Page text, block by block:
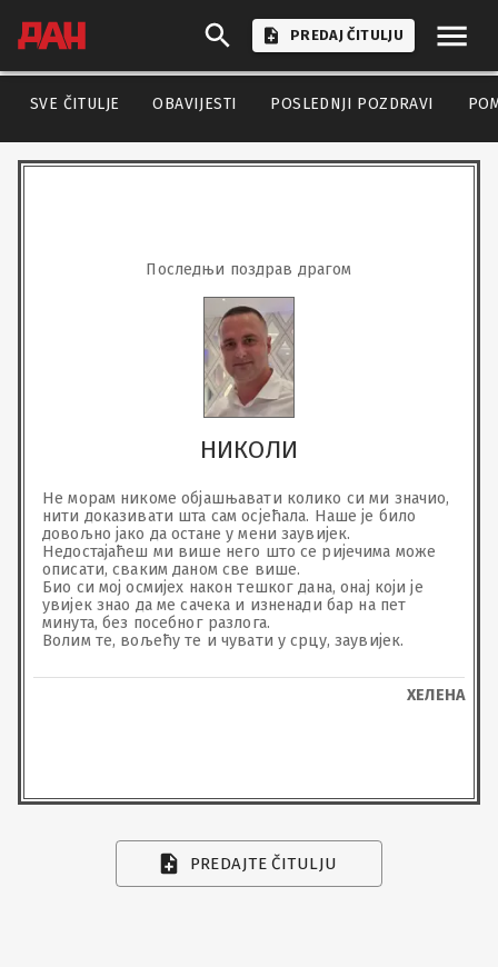
PREDAJ ČITULJU
SVE ČITULJE OBAVIJESTI POSLEDNJI POZDRAVI
Пoследњи поздрав драгом
НИКОЛИ
Не морам никоме објашњавати колико си ми значио,
нити доказивати шта сам осјећала. Наше је било
довољно јако да остане у мени заувијек.
Недостајаћеш ми више него што се ријечима може
описати, сваким даном све више.
Био си мој осмијех након тешког дана, онај који је
увијек знао да ме сачека и изненади бар на пет
минута, без посебног разлога.
Волим те, вољећу те и чувати у срцу, заувијек.
ХЕЛЕНА
PREDAJTE ČITULJU